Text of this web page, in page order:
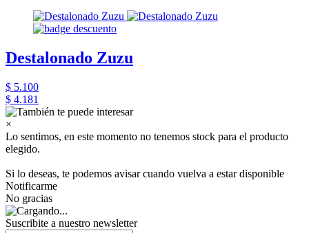
Destalonado Zuzu
$ 5.100
$ 4.181
×
Lo sentimos, en este momento no tenemos stock para el producto
elegido.
Si lo deseas, te podemos avisar cuando vuelva a estar disponible
Notificarme
No gracias
Suscribite a nuestro newsletter